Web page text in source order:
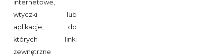
internetowe,
wtyczki lub
aplikacje, do
których linki
zewnętrzne